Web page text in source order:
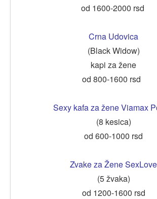
od 1600-2000 rsd
Crna Udovica
(Black Widow)
kapi za žene
od 800-1600 rsd
Sexy kafa za žene Viamax
(8 kesica)
od 600-1000 rsd
Zvake za Žene SexLove
(5 žvaka)
od 1200-1600 rsd